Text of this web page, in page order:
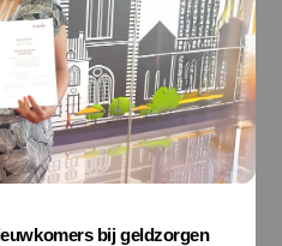
bij geldzorgen